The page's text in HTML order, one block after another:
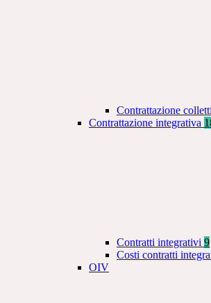
Contrattazione
Contrattazione integrativa
Contratti integrativi 9
Costi contratti
OIV